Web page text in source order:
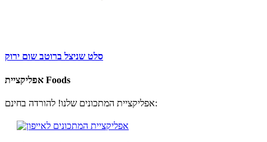
סלט שניצל ברוטב שום ירוק
אפליקציית Foods
אפליקציית המתכונים שלנו! להורדה בחינם: